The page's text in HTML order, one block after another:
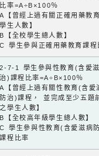
比率=A÷B×100％
A【曾經上過有關正確用藥教
學生人數】
B【全校學生總人數】
C 學生參與正確用藥教育課程
2-7-1 學生參與性教育(含愛
治)課程比率=A÷B×100％
A【曾經上過有關性教育(含愛
防治)課程， 並完成至少五題
之學生人數】
B【全校高年級學生總人數】
C 學生參與性教育(含愛滋病
課程比率